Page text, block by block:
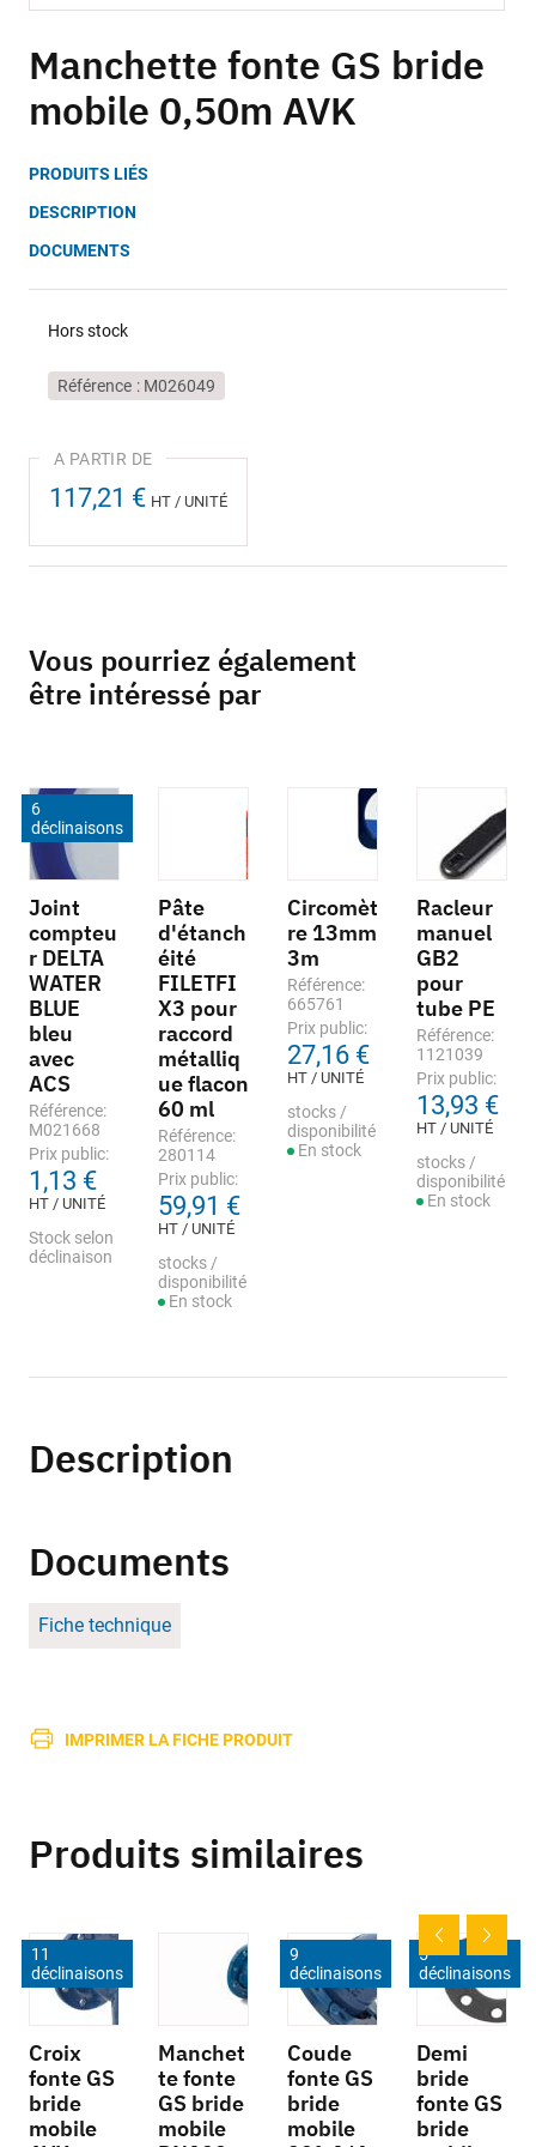
to
the
beginning
of
images
gallery
Manchette fonte GS bride
mobile 0,50m AVK
PRODUITS LIÉS
DESCRIPTION
DOCUMENTS
Hors stock
Référence M026049
117,21 € HT / UNITÉ
Vous pourriez également
être intéressé par
6
déclinaisons
Joint
compteu
r DELTA
WATER
BLUE
bleu
avec
ACS
Référence:
M021668
Prix public:
1,13 €
HT / UNITÉ
Stock selon
déclinaison
Pâte
d'étanch
éité
FILETFI
X3 pour
raccord
métalliq
ue flacon
60 ml
Référence:
280114
Prix public:
59,91 €
HT / UNITÉ
stocks /
disponibilité
En stock
Circomèt
re 13mm
3m
Référence:
665761
Prix public:
27,16 €
HT / UNITÉ
stocks /
disponibilité
En stock
Racleur
manuel
GB2
pour
tube PE
Référence:
1121039
Prix public:
13,93 €
HT / UNITÉ
stocks /
disponibilité
En stock
Description
Documents
Fiche technique
IMPRIMER LA FICHE PRODUIT
Produits similaires
11
déclinaisons
Croix
fonte GS
bride
mobile
Manchet
te fonte
GS bride
mobile
9
déclinaisons
Coude
fonte GS
bride
mobile
5
déclinaisons
Demi
bride
fonte GS
bride